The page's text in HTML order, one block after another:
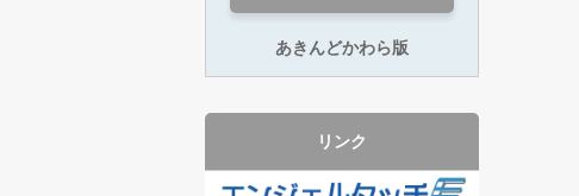
あきんどかわら版
リンク